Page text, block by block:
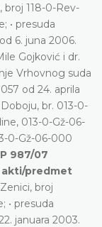
broj 118-0-Rev-
• presuda
6. juna 2006.
Gojković i dr.
Vrhovnog suda
od 24. aprila
br. 013-0-
013-0-Gž-06-
0-Gž-06-000
987/07
akti/predmet
broj
• presuda
januara 2003.